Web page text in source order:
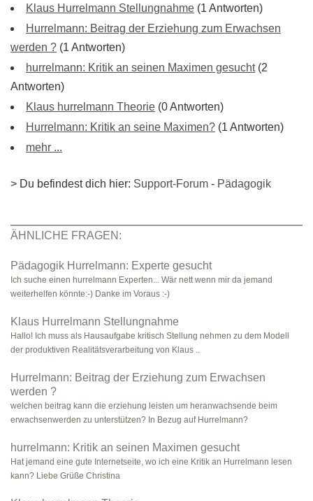
Klaus Hurrelmann Stellungnahme (1 Antworten)
Hurrelmann: Beitrag der Erziehung zum Erwachsen
werden ? (1 Antworten)
hurrelmann: Kritik an seinen Maximen gesucht(2
Antworten)
Klaus hurrelmann Theorie (0 Antworten)
Hurrelmann: Kritik an seine Maximen? (1 Antworten)
mehr ...
> Du befindest dich hier: Support-Forum - Pädagogik
ÄHNLICHE FRAGEN:
Pädagogik Hurrelmann: Experte gesucht
Ich suche einen hurrelmann Experten... Wär nett wenn mir da jemand
weiterhelfen könnte:-) Danke im Voraus :-)
Klaus Hurrelmann Stellungnahme
Hallo! Ich muss als Hausaufgabe kritisch Stellung nehmen zu dem Modell
der produktiven Realitätsverarbeitung von Klaus ..
Hurrelmann: Beitrag der Erziehung zum Erwachsen
werden ?
welchen beitrag kann die erziehung leisten um heranwachsende beim
erwachsenwerden zu unterstützen? In Bezug auf Hurrelmann?
hurrelmann: Kritik an seinen Maximen gesucht
Hat jemand eine gute Internetseite, wo ich eine Kritik an Hurrelmann lesen
kann? Liebe Grüße Christina